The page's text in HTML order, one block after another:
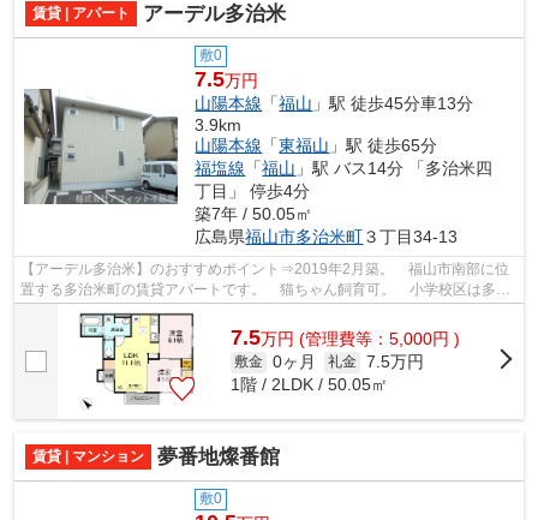
賃貸 | アパート アーデル多治米
敷0
7.5万円
山陽本線 「福山 」駅 徒歩45分車13分
3.9km
山陽本線 「東福山 」駅 徒歩65分
福塩線 「福山 」駅 バス14分 「多治米四
丁目」 停歩4分
築7年 / 50.05㎡
広島県福山市多治米町３丁目34-13
【アーデル多治米】のおすすめポイント⇒2019年2月築。 福山市南部に位
置する多治米町の賃貸アパートです。 猫ちゃん飼育可。 小学校区は多治
米小学校です！ 最寄りのコンビニエン...
7.5万円 (管理費等：5,000円 )
敷金 0ヶ月 礼金 7.5万円
1階 / 2LDK / 50.05㎡
賃貸 | マンション 夢番地燦番館
敷0